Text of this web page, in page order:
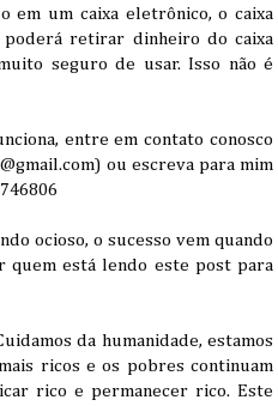
em um caixa eletrônico, o caixa
poderá retirar dinheiro do caixa
seguro de usar. Isso não é
entre em contato conosco
ou escreva para mim
ocioso, o sucesso vem quando
quem está lendo este post para
da humanidade, estamos
ricos e os pobres continuam
rico e permanecer rico. Este